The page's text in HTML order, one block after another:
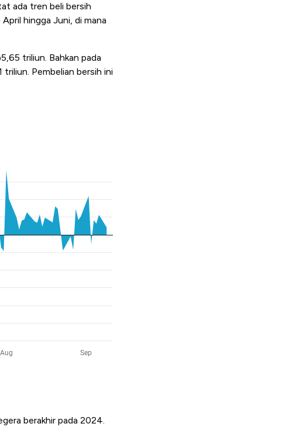
ada tren beli bersih
hingga Juni, di mana
triliun. Bahkan pada
Pembelian bersih ini
berakhir pada 2024.